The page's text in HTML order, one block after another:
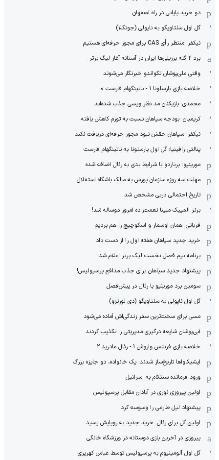
دو خرید پایانی در راه اصفهان
گل اول سلتاویگو به ناپولی (جوتگلا)
نیکفر: منتظر رأی CAS برای مجوز حرفه‌ای هستیم
برد ۲ گله برزیلی‌ها ایران در آستانه آغاز لیگ برتر
وقتی ملی‌پوشان تکواندو خبرنگار می‌شوند
خلاصه بازی بارسلونا 1 - ناتینگهام فارست 0
محمدی: بازیکنان مد نظر ویسی جذب شده‌اند
کریمیان: بودجه سپاهان نسبت به تورم کاهش یافته
نیکفر: سپاهان حقش نبود مجوز حرفه‌ای دریافت نکند
پنالتی رافینیا؛ گل اول بارسلونا به ناتینگهام فارست
مورینیو: برناردو با شرایط بدی به رئال اضافه شده
مهلت سه روزه سازمان بورس به مالک باشگاه استقلال
تاریخ احتمالی دربی مشخص شد
برنز المپیک مبینا نعمت‌زاده امروز دوساله شد!
قربانی: همان اوسمار و اسکوچیچ را هم بردیم
خرید جدید سپاهان هفته اول را از دست داد
برنامه نیم فصل نخست لیگ برتر اعلام شد
پیشنهاد جدید سپاهان برای جذب مدافع پرسپولیس!
سومین برد مورینیو با رئال در پیش‌فصل
گل اول ناپولی به سلتاویگو (دی لورنزو)
مسی برای سخت‌ترین سفر زندگی‌اش آماده می‌شود
آبی‌پوشان شایعه درگیری مدیریتی را تکذیب کردند
خلاصه بازی فرنتس واروش 1 - رئال مادرید 2
ایشیکاوا‌ها تاریخ‌ساز شدند: یک خانواده، دو جایزه بزرگ
ورود فرمانده سنتکام به اسرائیل
اولین پیروزی نوری در آبادان مقابل پرسپولیس
پیشنهاد لیل طارمی را وسوسه کرد
اولین گل برای رئال: خرید جدید به رویایش رسید
پیروزی در آخرین بازی دوستانه در ورزشگاه خانگی
گل اول آلومینیوم به پرسپولیس توسط عباس کهریزی